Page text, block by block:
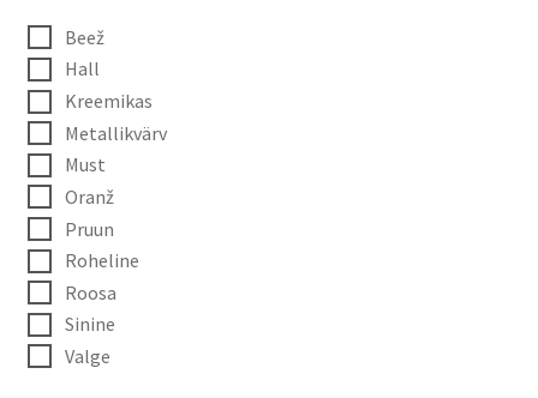
Beež
Hall
Kreemikas
Metallikvärv
Must
Oranž
Pruun
Roheline
Roosa
Sinine
Valge